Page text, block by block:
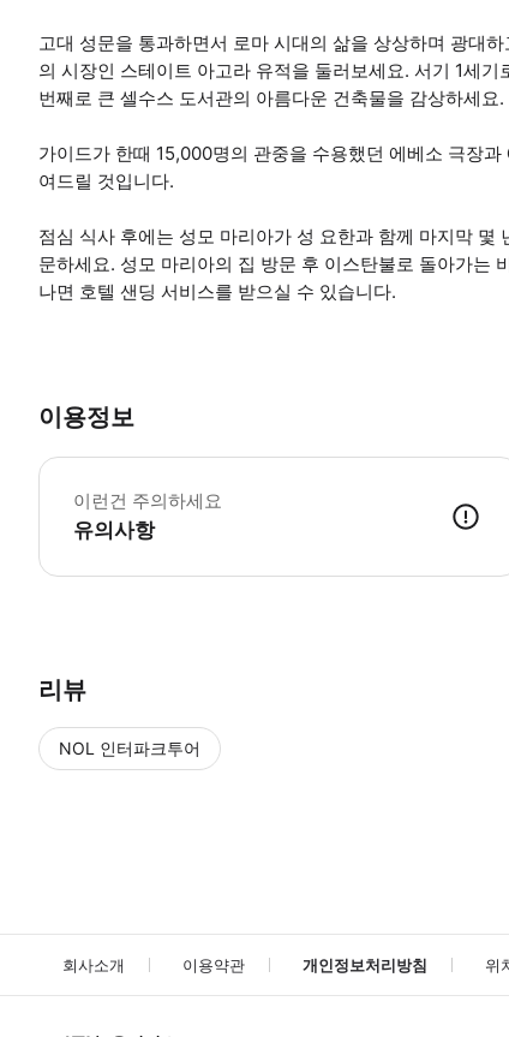
고대 성문을 통과하면서 로마 시대의 삶을 상상하며 광대
의 시장인 스테이트 아고라 유적을 둘러보세요. 서기 1세
번째로 큰 셀수스 도서관의 아름다운 건축물을 감상하세요.
가이드가 한때 15,000명의 관중을 수용했던 에베소 극장
여드릴 것입니다.
점심 식사 후에는 성모 마리아가 성 요한과 함께 마지막
문하세요. 성모 마리아의 집 방문 후 이스탄불로 돌아가는
나면 호텔 샌딩 서비스를 받으실 수 있습니다.
이용정보
이런건 주의하세요
유의사항
리뷰
NOL 인터파크투어
회사소개 이용약관 개인정보처리방침 위